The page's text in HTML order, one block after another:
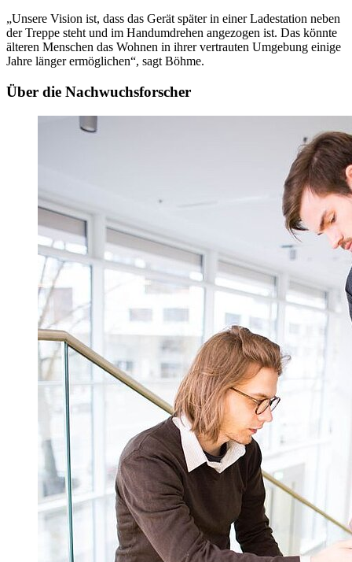
„Unsere Vision ist, dass das Gerät später in einer Ladestation neben
der Treppe steht und im Handumdrehen angezogen ist. Das könnte
älteren Menschen das Wohnen in ihrer vertrauten Umgebung einige
Jahre länger ermöglichen“, sagt Böhme.
Über die Nachwuchsforscher